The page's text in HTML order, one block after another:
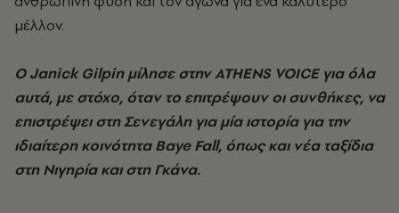
μέλλον.
Ο Janick Gilpin μίλησε στην ATHENS VOICE για όλα
αυτά, με στόχο, όταν το επιτρέψουν οι συνθήκες, να
επιστρέψει στη Σενεγάλη για μία ιστορία για την
ιδιαίτερη κοινότητα Baye Fall, όπως και νέα ταξίδια
στη Νιγηρία και στη Γκάνα.